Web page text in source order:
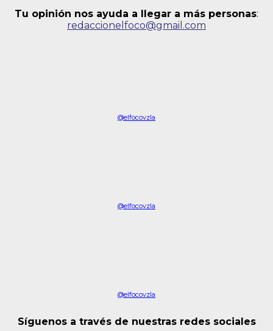
Tu opinión nos ayuda a llegar a más personas:
redaccionelfoco@gmail.com
@elfocovzla
@elfocovzla
@elfocovzla
Síguenos a través de nuestras redes sociales